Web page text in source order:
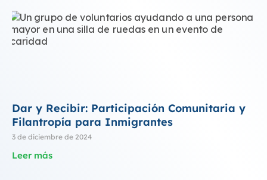
Dar y Recibir: Participación Comunitaria y
Filantropía para Inmigrantes
3 de diciembre de 2024
Leer más